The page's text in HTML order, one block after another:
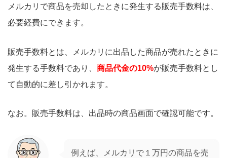
メルカリで商品を売却したときに発生する販売手数料は、
必要経費にできます。
販売手数料とは、メルカリに出品した商品が売れたときに
発生する手数料であり、 商品代金の10%が販売手数料とし
て自動的に差し引かれます。
なお。販売手数料は、出品時の商品画面で確認可能です。
例えば、メルカリで１万円の商品を売